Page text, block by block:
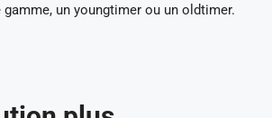
gamme, un youngtimer ou un oldtimer.